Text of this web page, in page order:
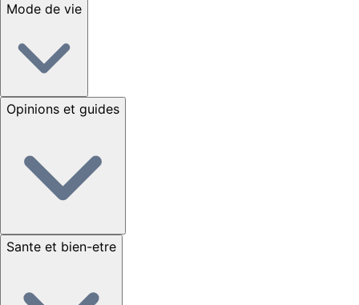
Mode de vie
Opinions et guides
Sante et bien-etre